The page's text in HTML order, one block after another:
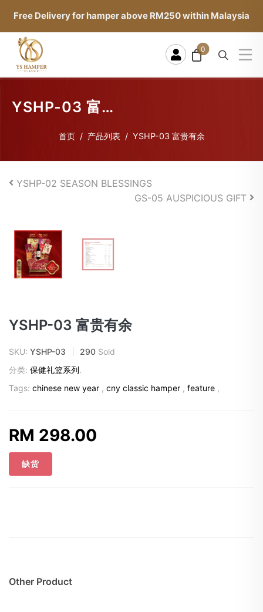
Free Delivery for hamper above RM250 within Malaysia
0
YSHP-03 富贵
有余
首页 产品列表 YSHP-03 富贵有余
YSHP-02 SEASON BLESSINGS
GS-05 AUSPICIOUS GIFT
YSHP-03 富贵有余
SKU: YSHP-03 290 Sold
分类: 保健礼篮系列.
Tags: chinese new year , cny classic hamper , feature ,
RM 298.00
缺货
Other Product